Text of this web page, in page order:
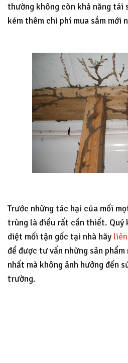
thường không còn khả năng tái
kém thêm chi phí mua sắm mới
Trước những tác hại của mối
trùng là điều rất cần thiết. Quý
diệt mối tận gốc tại nhà hãy
để được tư vấn những sản
nhất mà không ảnh hưởng đến
trường.